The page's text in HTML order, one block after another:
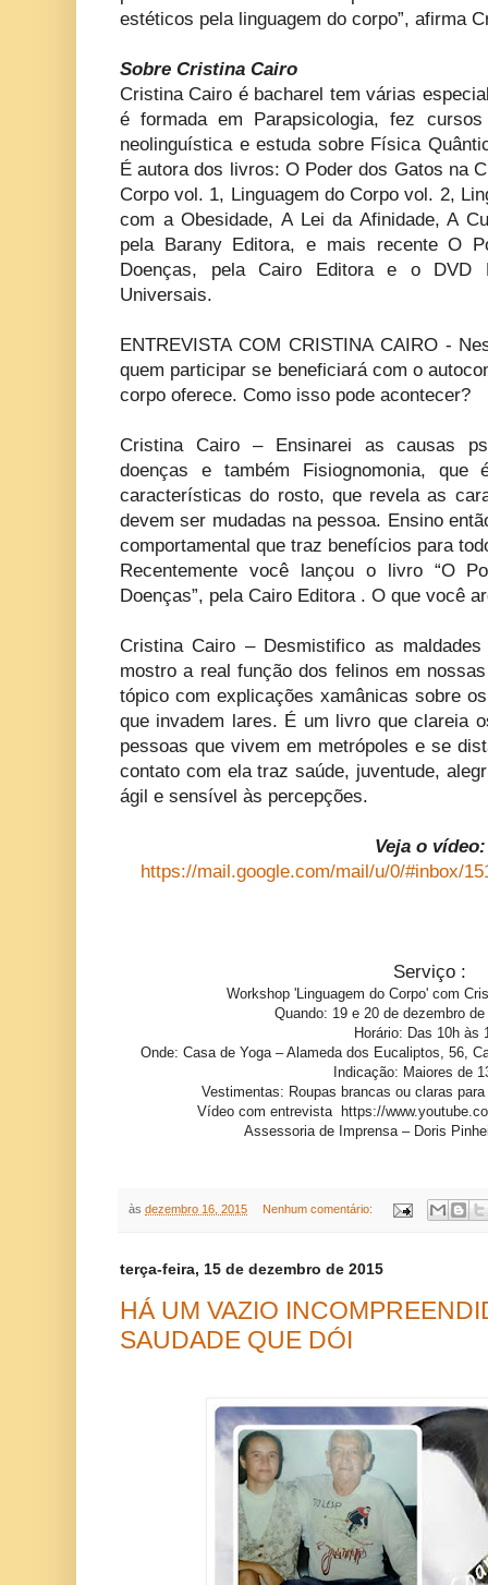
estéticos pela linguagem do corpo”, afirma
Sobre Cristina Cairo
Cristina Cairo é bacharel tem várias
é formada em Parapsicologia, fez
neolinguística e estuda sobre Física
É autora dos livros: O Poder dos Gatos na
Corpo vol. 1, Linguagem do Corpo vol. 2,
com a Obesidade, A Lei da Afinidade, A
pela Barany Editora, e mais recente O
Doenças, pela Cairo Editora e o DVD
Universais.
ENTREVISTA COM CRISTINA CAIRO -
quem participar se beneficiará com o
corpo oferece. Como isso pode acontecer?
Cristina Cairo – Ensinarei as causas
doenças e também Fisiognomonia,
características do rosto, que revela as
devem ser mudadas na pessoa. Ensino
comportamental que traz benefícios para
Recentemente você lançou o livro “O
Doenças”, pela Cairo Editora . O que você
Cristina Cairo – Desmistifico as
mostro a real função dos felinos em
tópico com explicações xamânicas sobre
que invadem lares. É um livro que clareia
pessoas que vivem em metrópoles e se
contato com ela traz saúde, juventude,
ágil e sensível às percepções.
Veja o vídeo:
https://mail.google.com/mail/u/0/#inbox/
Serviço :
Workshop 'Linguagem do Corpo' com
Quando: 19 e 20 de dezembro
Horário: Das 10h às
Onde: Casa de Yoga – Alameda dos Eucaliptos, 56,
Indicação: Maiores de
Vestimentas: Roupas brancas ou claras
Vídeo com entrevista https://
Assessoria de Imprensa – Doris
às dezembro 16, 2015 Nenhum comentário:
terça-feira, 15 de dezembro de 2015
HÁ UM VAZIO
SAUDADE QUE DÓI